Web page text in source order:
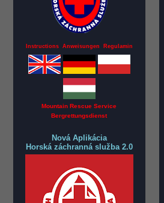
Instructions Anweisungen Regulamin
Mountain Rescue Service
Bergrettungsdienst
Nová Aplikácia
Horská záchranná služba 2.0